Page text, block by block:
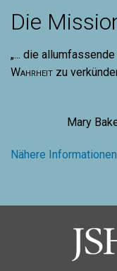
Die
„... die
Wahrheit zu
Mary Baker
Nähere